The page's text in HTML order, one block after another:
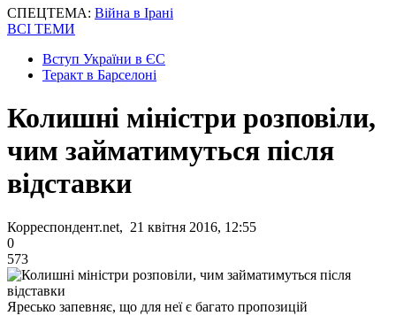
СПЕЦТЕМА: Війна в Ірані
ВСІ ТЕМИ
Вступ України в ЄС
Теракт в Барселоні
Колишні міністри розповіли,
чим займатимуться після
відставки
Корреспондент.net, 21 квітня 2016, 12:55
0
573
Яресько запевняє, що для неї є багато пропозицій